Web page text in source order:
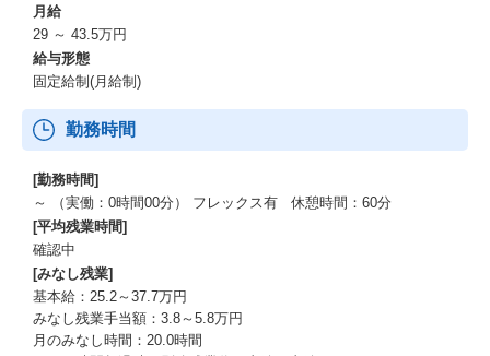
月給
29 ～ 43.5万円
給与形態
固定給制(月給制)
勤務時間
[勤務時間]
～ （実働：0時間00分） フレックス有 休憩時間：60分
[平均残業時間]
確認中
[みなし残業]
基本給：25.2～37.7万円
みなし残業手当額：3.8～5.8万円
月のみなし時間：20.0時間